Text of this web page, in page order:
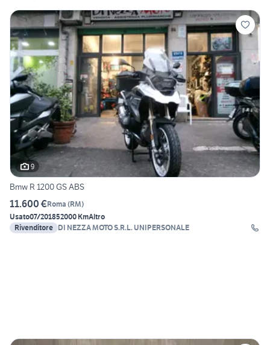
9
Bmw R 1200 GS ABS
11.600 €Roma (RM)
Usato07/201852000 KmAltro
Rivenditore DI NEZZA MOTO S.R.L. UNIPERSONALE